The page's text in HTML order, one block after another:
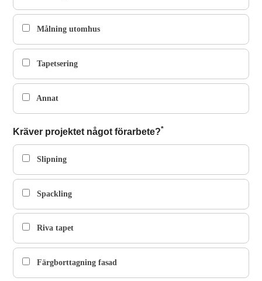
Målning utomhus
Tapetsering
Annat
Kräver projektet något förarbete?*
Slipning
Spackling
Riva tapet
Färgborttagning fasad